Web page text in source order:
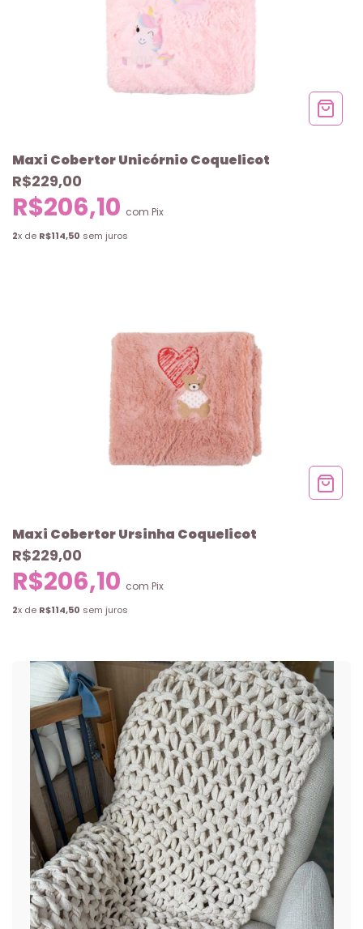
Maxi Cobertor Unicórnio Coquelicot
R$229,00
R$206,10 com Pix
2x de R$114,50 sem juros
Maxi Cobertor Ursinha Coquelicot
R$229,00
R$206,10 com Pix
2x de R$114,50 sem juros